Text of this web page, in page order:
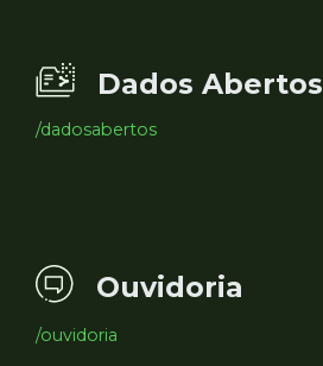
Dados Abertos
/dadosabertos
Ouvidoria
/ouvidoria